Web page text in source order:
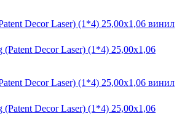
Decor Laser) (1*4) 25,00x1,06 винил
Decor Laser) (1*4) 25,00x1,06 винил